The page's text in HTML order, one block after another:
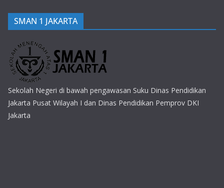
SMAN 1 JAKARTA
Sekolah Negeri di bawah pengawasan Suku Dinas Pendidikan
Jakarta Pusat Wilayah I dan Dinas Pendidikan Pemprov DKI
Jakarta